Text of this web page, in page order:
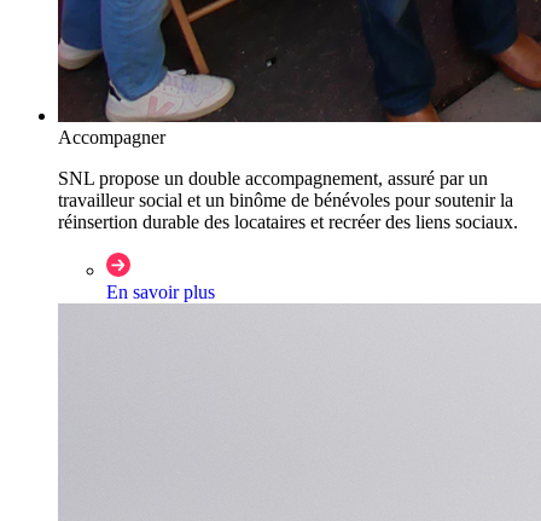
Accompagner
SNL propose un double accompagnement, assuré par un
travailleur social et un binôme de bénévoles pour soutenir la
réinsertion durable des locataires et recréer des liens sociaux.
En savoir plus